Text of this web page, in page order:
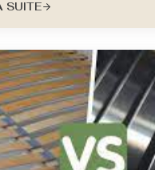
dommage évité ont un
Les marges sont
est féroce et les
plus élevées que
naviguer dans ce
;
SUITE